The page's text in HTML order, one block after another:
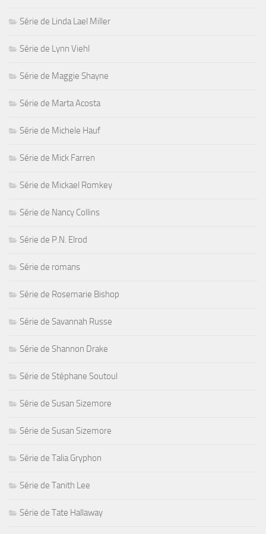
Série de Linda Lael Miller
Série de Lynn Viehl
Série de Maggie Shayne
Série de Marta Acosta
Série de Michele Hauf
Série de Mick Farren
Série de Mickael Romkey
Série de Nancy Collins
Série de P.N. Elrod
Série de romans
Série de Rosemarie Bishop
Série de Savannah Russe
Série de Shannon Drake
Série de Stéphane Soutoul
Série de Susan Sizemore
Série de Susan Sizemore
Série de Talia Gryphon
Série de Tanith Lee
Série de Tate Hallaway